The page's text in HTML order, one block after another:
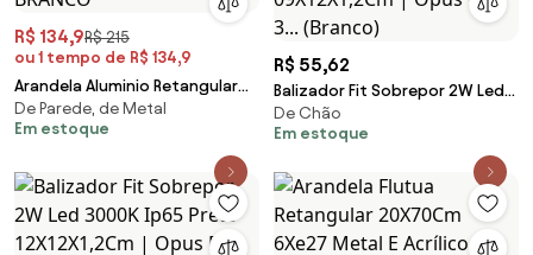
R$ 134,9R$ 215
ou 1 tempo de R$ 134,9
Arandela Aluminio Retangular
Ip54 Trama - BRANCO
De Parede, de Metal
Em estoque
R$ 55,62
Balizador Fit Sobrepor 2W Led
3000K Ip65 Preto 09X12X1,2Cm |
Opus Dn 3... (Branco)
De Chão
Em estoque